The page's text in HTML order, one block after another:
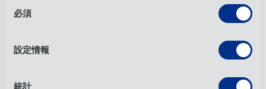
必須
設定情報
統計
6.OIA Global リバースロジスティクスOIA Global
そうだ。我々は返品処理を管理し、効率的なリバースロジス
るのを支援する。